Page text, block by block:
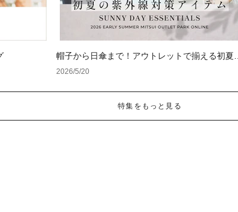
帽子から日傘まで！アウトレットで揃える初夏の
紫外線対策アイテム
2026/5/20
特集をもっと見る